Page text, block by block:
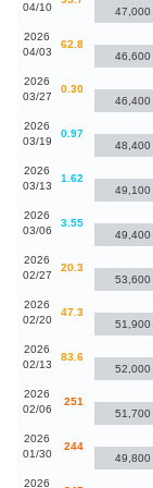
04/10
47,000
2026
04/03
62.8
46,600
2026
03/27
0.30
46,400
2026
03/19
0.97
48,400
2026
03/13
1.62
49,100
2026
03/06
3.55
49,400
2026
02/27
20.3
53,600
2026
02/20
47.3
51,900
2026
02/13
83.6
52,000
2026
02/06
251
51,700
2026
01/30
244
49,800
2026